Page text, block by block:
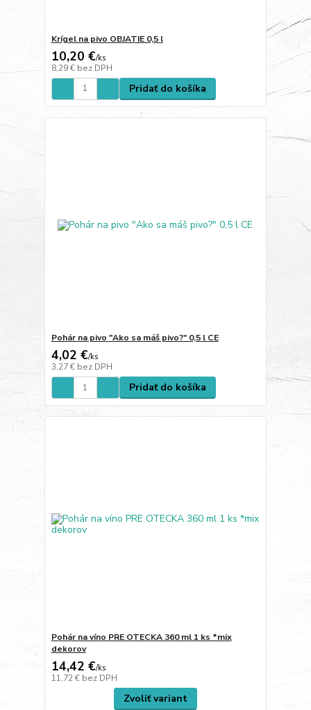
Krígel na pivo OBJATIE 0,5 l
10,20 €/ks
8,29 € bez DPH
Pridať do košíka
Pohár na pivo "Ako sa máš pivo?" 0,5 l CE
4,02 €/ks
3,27 € bez DPH
Pridať do košíka
Pohár na víno PRE OTECKA 360 ml 1 ks *mix
dekorov
14,42 €/ks
11,72 € bez DPH
Zvoliť variant